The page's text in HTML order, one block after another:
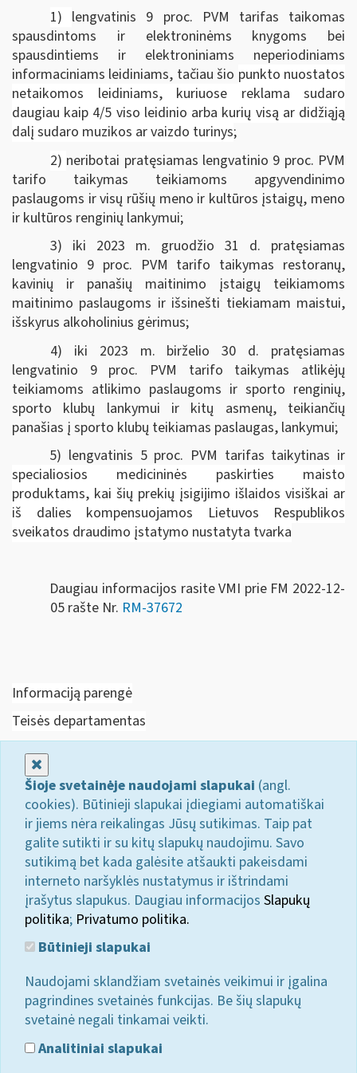
1) lengvatinis 9 proc. PVM tarifas taikomas
spausdintoms ir elektroninėms knygoms bei
spausdintiems ir elektroniniams neperiodiniams
informaciniams leidiniams, tačiau šio punkto nuostatos
netaikomos leidiniams, kuriuose reklama sudaro
daugiau kaip 4/5 viso leidinio arba kurių visą ar didžiąją
dalį sudaro muzikos ar vaizdo turinys;
2) neribotai pratęsiamas lengvatinio 9 proc. PVM
tarifo taikymas teikiamoms apgyvendinimo
paslaugoms ir visų rūšių meno ir kultūros įstaigų, meno
ir kultūros renginių lankymui;
3) iki 2023 m. gruodžio 31 d. pratęsiamas
lengvatinio 9 proc. PVM tarifo taikymas restoranų,
kavinių ir panašių maitinimo įstaigų teikiamoms
maitinimo paslaugoms ir išsinešti tiekiamam maistui,
išskyrus alkoholinius gėrimus;
4) iki 2023 m. birželio 30 d. pratęsiamas
lengvatinio 9 proc. PVM tarifo taikymas atlikėjų
teikiamoms atlikimo paslaugoms ir sporto renginių,
sporto klubų lankymui ir kitų asmenų, teikiančių
panašias į sporto klubų teikiamas paslaugas, lankymui;
5) lengvatinis 5 proc. PVM tarifas taikytinas ir
specialiosios medicininės paskirties maisto
produktams, kai šių prekių įsigijimo išlaidos visiškai ar
iš dalies kompensuojamos Lietuvos Respublikos
sveikatos draudimo įstatymo nustatyta tvarka
Daugiau informacijos rasite VMI prie FM 2022-12-
05 rašte Nr. RM-37672
Informaciją parengė
Teisės departamentas
Šioje svetainėje naudojami slapukai (angl.
cookies). Būtinieji slapukai įdiegiami automatiškai
ir jiems nėra reikalingas Jūsų sutikimas. Taip pat
galite sutikti ir su kitų slapukų naudojimu. Savo
sutikimą bet kada galėsite atšaukti pakeisdami
interneto naršyklės nustatymus ir ištrindami
įrašytus slapukus. Daugiau informacijos Slapukų
politika; Privatumo politika.
Būtinieji slapukai
Naudojami sklandžiam svetainės veikimui ir įgalina
pagrindines svetainės funkcijas. Be šių slapukų
svetainė negali tinkamai veikti.
Analitiniai slapukai